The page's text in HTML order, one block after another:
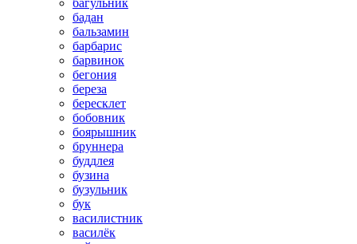
багульник
бадан
бальзамин
барбарис
барвинок
бегония
береза
бересклет
бобовник
боярышник
бруннера
буддлея
бузина
бузульник
бук
василистник
василёк